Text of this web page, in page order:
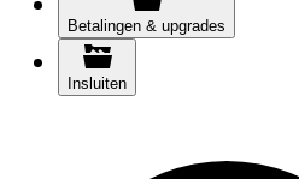
Betalingen & upgrades
Insluiten